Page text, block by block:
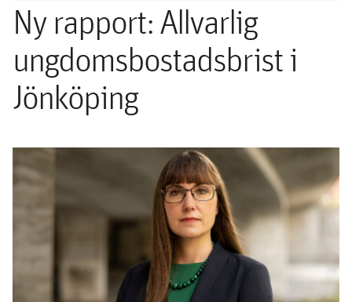
Ny rapport: Allvarlig
ungdomsbostadsbrist i
Jönköping